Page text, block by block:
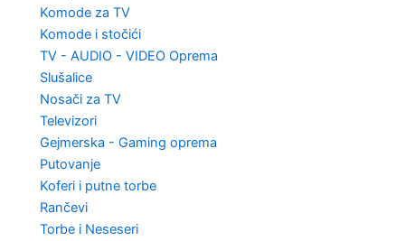
Komode za TV
Komode i stočići
TV - AUDIO - VIDEO Oprema
Slušalice
Nosači za TV
Televizori
Gejmerska - Gaming oprema
Putovanje
Koferi i putne torbe
Rančevi
Torbe i Neseseri